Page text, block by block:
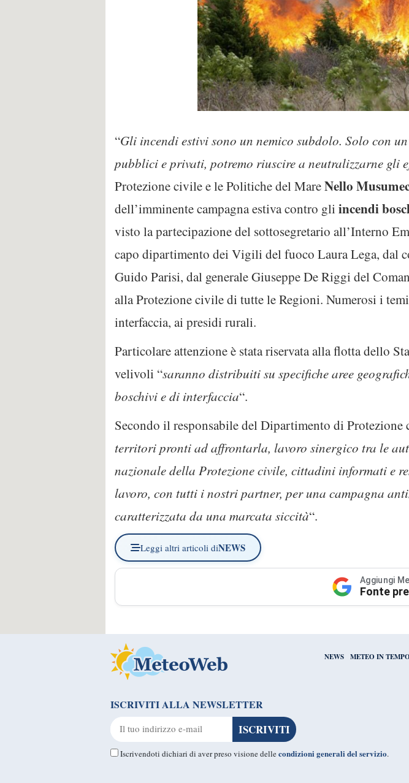
“Gli incendi estivi sono un nemico subdolo. Solo con
pubblici e privati, potremo riuscire a neutralizzarne gli
Protezione civile e le Politiche del MareNello
dell’imminente campagna estiva contro gli incendi
visto la partecipazione del sottosegretario all’Interno
capo dipartimento dei Vigili del fuoco Laura Lega, dal
Guido Parisi, dal generale Giuseppe De Riggi del
alla Protezione civile di tutte le Regioni. Numerosi i
interfaccia, ai presidi rurali.
Particolare attenzione è stata riservata alla flotta dello
velivoli “saranno distribuiti su specifiche aree
boschivi e di interfaccia“.
Secondo il responsabile del Dipartimento di
territori pronti ad affrontarla, lavoro sinergico tra le
nazionale della Protezione civile, cittadini informati e
lavoro, con tutti i nostri partner, per una campagna
caratterizzata da una marcata siccità“.
Leggi altri articoli diNEWS
Aggiungi
Fonte
NEWS METEO IN
ISCRIVITI ALLA NEWSLETTER
Iscrivendoti dichiari di aver preso visione dellecondizioni generali del servizio.